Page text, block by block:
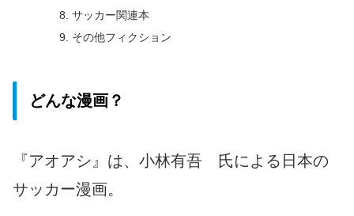
サッカー関連本
その他フィクション
どんな漫画？
『アオアシ』は、小林有吾 氏による日本の
サッカー漫画。